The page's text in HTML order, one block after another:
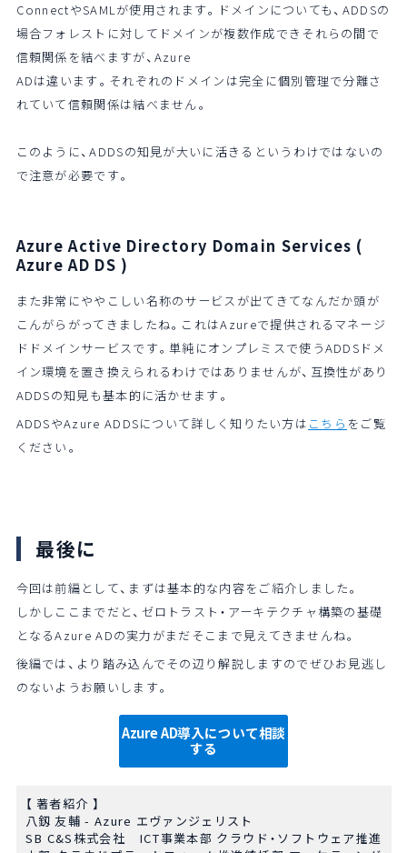
ConnectやSAMLが使用されます。ドメインについても、ADDSの
場合フォレストに対してドメインが複数作成できそれらの間で
信頼関係を結べますが、Azure
ADは違います。それぞれのドメインは完全に個別管理で分離さ
れていて信頼関係は結べません。
このように、ADDSの知見が大いに活きるというわけではないの
で注意が必要です。
Azure Active Directory Domain Services (
Azure AD DS )
また非常にややこしい名称のサービスが出てきてなんだか頭が
こんがらがってきましたね。これはAzureで提供されるマネージ
ドドメインサービスです。単純にオンプレミスで使うADDSドメ
イン環境を置き換えられるわけではありませんが、互換性があり
ADDSの知見も基本的に活かせます。
ADDSやAzure ADDSについて詳しく知りたい方は こちら をご覧
ください。
最後に
今回は前編として、まずは基本的な内容をご紹介しました。
しかしここまでだと、ゼロトラスト・アーキテクチャ構築の基礎
となるAzure ADの実力がまだそこまで見えてきませんね。
後編では、より踏み込んでその辺り解説しますのでぜひお見逃し
のないようお願いします。
Azure AD導入について相談
する
【 著者紹介 】
八釼 友輔 - Azure エヴァンジェリスト
SB C&S 株式会社 ICT事業本部 クラウド・ソフトウェア推進